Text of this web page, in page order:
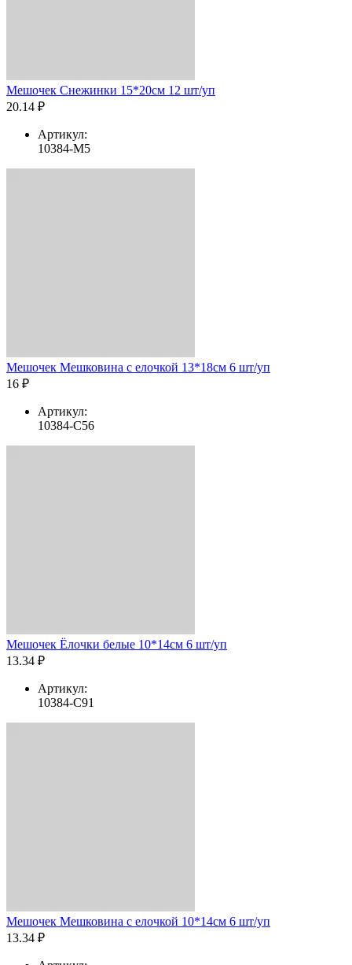
Мешочек Снежинки 15*20см 12 шт/уп
20.14 ₽
Артикул:
10384-M5
Мешочек Мешковина с елочкой 13*18см 6 шт/уп
16 ₽
Артикул:
10384-C56
Мешочек Ёлочки белые 10*14см 6 шт/уп
13.34 ₽
Артикул:
10384-C91
Мешочек Мешковина с елочкой 10*14см 6 шт/уп
13.34 ₽